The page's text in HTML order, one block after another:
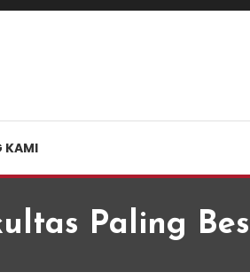
KAMI
Paling